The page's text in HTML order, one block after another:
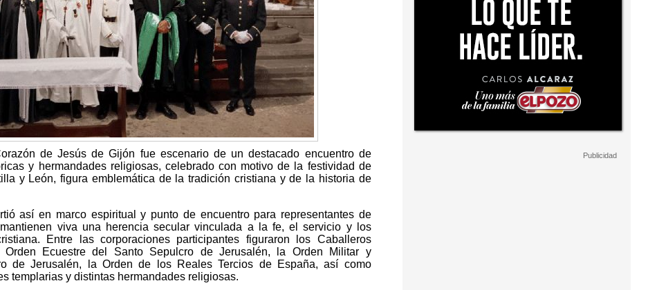
de Jesús de Gijón fue escenario de un destacado encuentro de
y hermandades religiosas, celebrado con motivo de la festividad de
y León, figura emblemática de la tradición cristiana y de la historia de
así en marco espiritual y punto de encuentro para representantes de
viva una herencia secular vinculada a la fe, el servicio y los
Entre las corporaciones participantes figuraron los Caballeros
Orden Ecuestre del Santo Sepulcro de Jerusalén, la Orden Militar y
de Jerusalén, la Orden de los Reales Tercios de España, así como
templarias y distintas hermandades religiosas.